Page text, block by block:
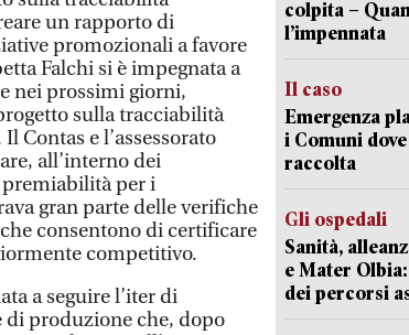
un rapporto di
promozionali a favore
Falchi si è impegnata a
nei prossimi giorni,
sulla tracciabilità
Contas e l’assessorato
all’interno dei
per i
gran parte delle verifiche
consentono di certificare
competitivo.
a seguire l’iter di
produzione che, dopo
colpita –
l’impennata
Il caso
Emergenza
i Comuni
raccolta
Gli ospedali
Sanità,
e Mater
dei percorsi